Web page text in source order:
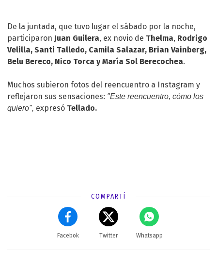
De la juntada, que tuvo lugar el sábado por la noche,
participaron Juan Guilera, ex novio de Thelma, Rodrigo
Velilla, Santi Talledo, Camila Salazar, Brian Vainberg,
Belu Bereco, Nico Torca y María Sol Berecochea.
Muchos subieron fotos del reencuentro a Instagram y
reflejaron sus sensaciones: "Este reencuentro, cómo los
quiero", expresó Tellado.
COMPARTÍ
Facebok Twitter Whatsapp